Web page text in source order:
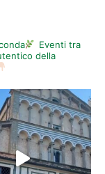
Eventi tra
della